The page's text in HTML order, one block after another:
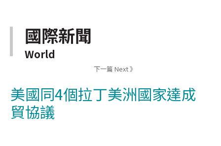
國際新聞
World
下一篇 Next 》
美國同4個拉丁美洲國家達成
貿協議